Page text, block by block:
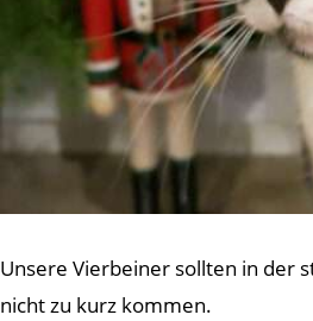
Unsere Vierbeiner sollten in der
nicht zu kurz kommen.